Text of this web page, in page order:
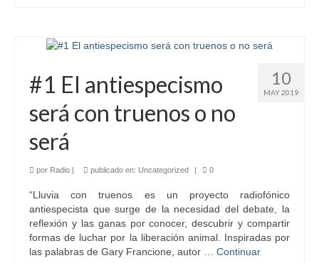
10
MAY 2019
#1 El antiespecismo
será con truenos o no
será
por Radio | publicado en: Uncategorized | 0
“Lluvia con truenos es un proyecto radiofónico
antiespecista que surge de la necesidad del debate, la
reflexión y las ganas por conocer, descubrir y compartir
formas de luchar por la liberación animal. Inspiradas por
las palabras de Gary Francione, autor … Continuar